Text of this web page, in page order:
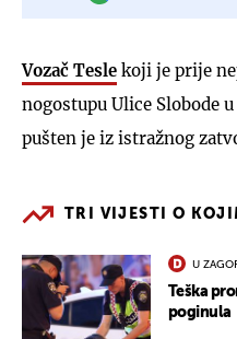
Vozač Tesle koji je prije
nogostupu Ulice Slobode
pušten je iz istražnog
TRI VIJESTI O
U
Teška
poginula